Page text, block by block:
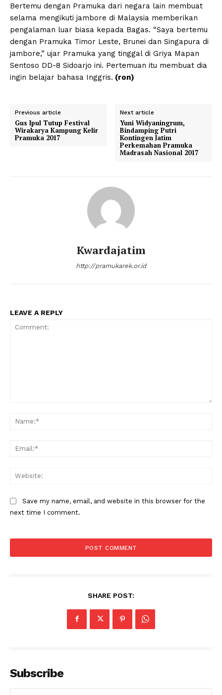
Bertemu dengan Pramuka dari negara lain membuat
selama mengikuti jambore di Malaysia memberikan
pengalaman luar biasa kepada Bagas. “Saya bertemu
dengan Pramuka Timor Leste, Brunei dan Singapura di
jambore,” ujar Pramuka yang tinggal di Griya Mapan
Sentoso DD-8 Sidoarjo ini. Pertemuan itu membuat dia
ingin belajar bahasa Inggris. (ron)
Previous article
Gus Ipul Tutup Festival
Wirakarya Kampung Kelir
Pramuka 2017
Next article
Yuni Widyaningrum,
Bindamping Putri
Kontingen Jatim
Perkemahan Pramuka
Madrasah Nasional 2017
Kwardajatim
http://pramukarek.or.id
LEAVE A REPLY
Save my name, email, and website in this browser for the
next time I comment.
SHARE POST:
Subscribe